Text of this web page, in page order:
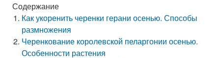
Содержание
Как укоренить черенки герани осенью. Способы
размножения
Черенкование королевской пеларгонии осенью.
Особенности растения